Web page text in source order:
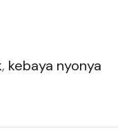
, kebaya nyonya